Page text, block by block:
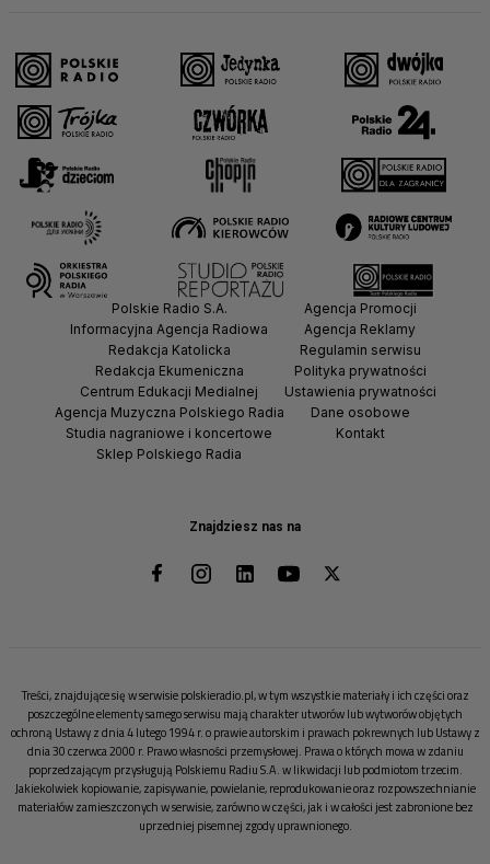
Znajdziesz nas na
Polskie Radio S.A.
Informacyjna Agencja Radiowa
Redakcja Katolicka
Redakcja Ekumeniczna
Centrum Edukacji Medialnej
Agencja Muzyczna Polskiego Radia
Studia nagraniowe i koncertowe
Sklep Polskiego Radia
Agencja Promocji
Agencja Reklamy
Regulamin serwisu
Polityka prywatności
Ustawienia prywatności
Dane osobowe
Kontakt
Treści, znajdujące się w serwisie polskieradio.pl, w tym wszystkie materiały i ich części oraz
poszczególne elementy samego serwisu mają charakter utworów lub wytworów objętych
ochroną Ustawy z dnia 4 lutego 1994 r. o prawie autorskim i prawach pokrewnych lub Ustawy z
dnia 30 czerwca 2000 r. Prawo własności przemysłowej. Prawa o których mowa w zdaniu
poprzedzającym przysługują Polskiemu Radiu S.A. w likwidacji lub podmiotom trzecim.
Jakiekolwiek kopiowanie, zapisywanie, powielanie, reprodukowanie oraz rozpowszechnianie
materiałów zamieszczonych w serwisie, zarówno w części, jak i w całości jest zabronione bez
uprzedniej pisemnej zgody uprawnionego.